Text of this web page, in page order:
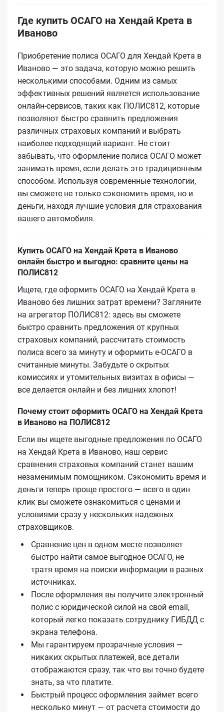
Где купить ОСАГО на Хендай Крета в
Иваново
Приобретение полиса ОСАГО для Хендай Крета в
Иваново — это задача, которую можно решить
несколькими способами. Одним из самых
эффективных решений является использование
онлайн-сервисов, таких как ПОЛИС812, которые
позволяют быстро сравнить предложения
различных страховых компаний и выбрать
наиболее подходящий вариант. Не стоит
забывать, что оформление полиса ОСАГО может
занимать время, если делать это традиционным
способом. Используя современные технологии,
вы сможете не только сэкономить время, но и
деньги, находя лучшие условия для страхования
вашего автомобиля.
Купить ОСАГО на Хендай Крета в Иваново
онлайн быстро и выгодно: сравните цены на
ПОЛИС812
Ищете, где оформить ОСАГО на Хендай Крета в
Иваново без лишних затрат времени? Загляните
на агрегатор ПОЛИС812: здесь вы сможете
быстро сравнить предложения от крупных
страховых компаний, рассчитать стоимость
полиса всего за минуту и оформить е-ОСАГО в
считанные минуты. Забудьте о скрытых
комиссиях и утомительных визитах в офисы —
все делается онлайн и без лишних хлопот!
Почему стоит оформить ОСАГО на Хендай Крета
в Иваново на ПОЛИС812
Если вы ищете выгодные предложения по ОСАГО
на Хендай Крета в Иваново, наш сервис
сравнения страховых компаний станет вашим
незаменимым помощником. Сэкономить время и
деньги теперь проще простого — всего в один
клик вы сможете ознакомиться с ценами и
условиями сразу у нескольких надежных
страховщиков.
Сравнение цен в одном месте позволяет
быстро найти самое выгодное ОСАГО, не
тратя время на поиски информации в разных
источниках.
После оформления вы получите электронный
полис с юридической силой на свой email,
который легко показать сотруднику ГИБДД с
экрана телефона.
Мы гарантируем прозрачные условия —
никаких скрытых платежей, все детали
отображаются сразу, так что вы точно будете
знать, за что платите.
Быстрый процесс оформления займет всего
несколько минут — от расчета стоимости до